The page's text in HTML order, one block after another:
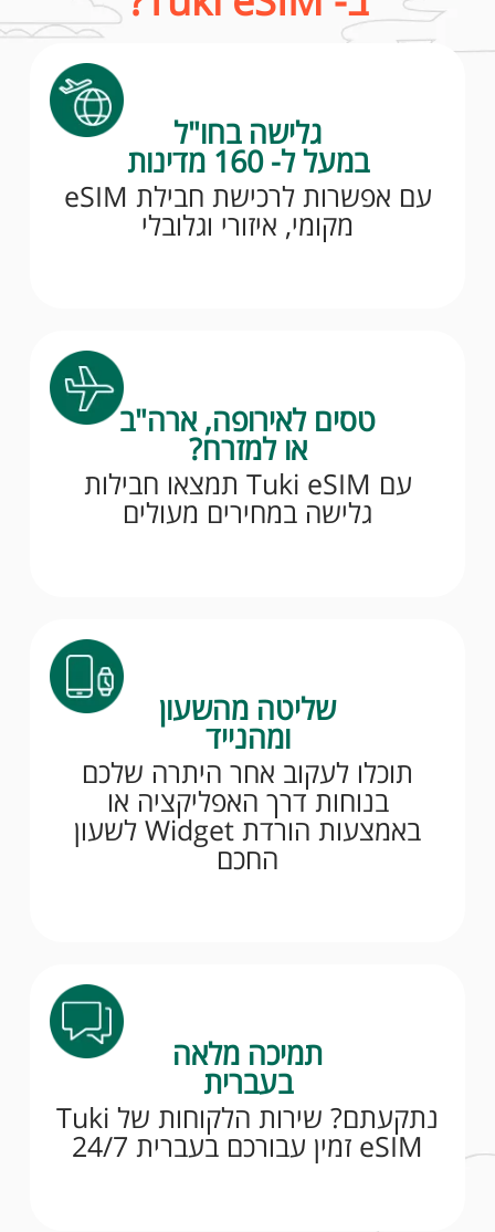
גלישה בחו"ל
במעל ל- 160 מדינות
עם אפשרות לרכישת חבילת eSIM
מקומי, איזורי וגלובלי
טסים לאירופה, ארה"ב
או למזרח?
עם Tuki eSIM תמצאו חבילות
גלישה במחירים מעולים
שליטה מהשעון
ומהנייד
תוכלו לעקוב אחר היתרה שלכם
בנוחות דרך האפליקציה או
באמצעות הורדת Widget לשעון
החכם
תמיכה מלאה
בעברית
נתקעתם? שירות הלקוחות של Tuki
eSIM זמין עבורכם בעברית 24/7